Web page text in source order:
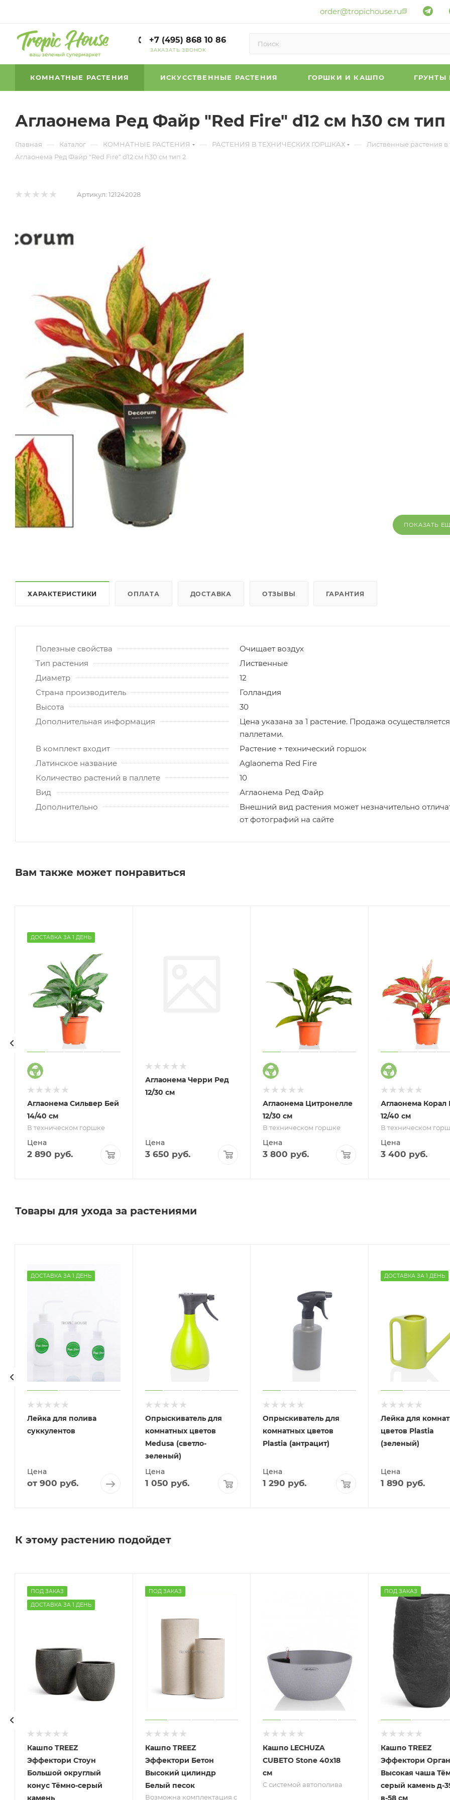
order@tropichouse.ru
+7 (495) 868 10 86
ЗАКАЗАТЬ ЗВОНОК
КОМНАТНЫЕ РАСТЕНИЯ ИСКУССТВЕННЫЕ РАСТЕНИЯ ГОРШКИ И КАШПО ГРУНТЫ
Аглаонема Ред Файр "Red Fire" d12 см h30 см тип
Главная — Каталог — КОМНАТНЫЕ РАСТЕНИЯ — РАСТЕНИЯ В ТЕХНИЧЕСКИХ ГОРШКАХ — Лиственные растения
Аглаонема Ред Файр "Red Fire" d12 см h30 см тип 2
Артикул: 121242028
ПОКАЗАТЬ
ХАРАКТЕРИСТИКИ ОПЛАТА ДОСТАВКА ОТЗЫВЫ ГАРАНТИЯ
Полезные свойства
Очищает воздух
Тип растения
Лиственные
Диаметр
12
Страна производитель
Голландия
Высота
30
Дополнительная информация
Цена указана за 1 растение. Продажа осуществляется
паллетами.
В комплект входит
Растение + технический горшок
Латинское название
Aglaonema Red Fire
Количество растений в паллете
10
Вид
Аглаонема Ред Файр
Дополнительно
Внешний вид растения может незначительно
от фотографий на сайте
Вам также может понравиться
ДОСТАВКА ЗА 1 ДЕНЬ
Аглаонема Сильвер Бей
14/40 см
В техническом горшке
Цена
2 890 руб.
Аглаонема Черри Ред
12/30 см
Цена
3 650 руб.
Аглаонема Цитронелле
12/30 см
В техническом горшке
Цена
3 800 руб.
Аглаонема Корал
12/40 см
В техническом
Цена
3 400 руб.
Товары для ухода за растениями
ДОСТАВКА ЗА 1 ДЕНЬ
Лейка для полива
суккулентов
Цена
от 900 руб.
Опрыскиватель для
комнатных цветов
Medusa (светло-
зеленый)
Цена
1 050 руб.
Опрыскиватель для
комнатных цветов
Plastia (антрацит)
Цена
1 290 руб.
ДОСТАВКА ЗА 1 ДЕНЬ
Лейка для
цветов Plastia
(зеленый)
Цена
1 890 руб.
К этому растению подойдет
ПОД ЗАКАЗ
ДОСТАВКА ЗА 1 ДЕНЬ
Кашпо TREEZ
Эффектори Стоун
Большой округлый
конус Тёмно-серый
камень
ПОД ЗАКАЗ
Кашпо TREEZ
Эффектори Бетон
Высокий цилиндр
Белый песок
Возможна комплектация с
Кашпо LECHUZA
CUBETO Stone 40х18
см
С системой автополива
ПОД ЗАКАЗ
Кашпо TREEZ
Эффектори
Высокая чаша
серый камень д-
в-58 см